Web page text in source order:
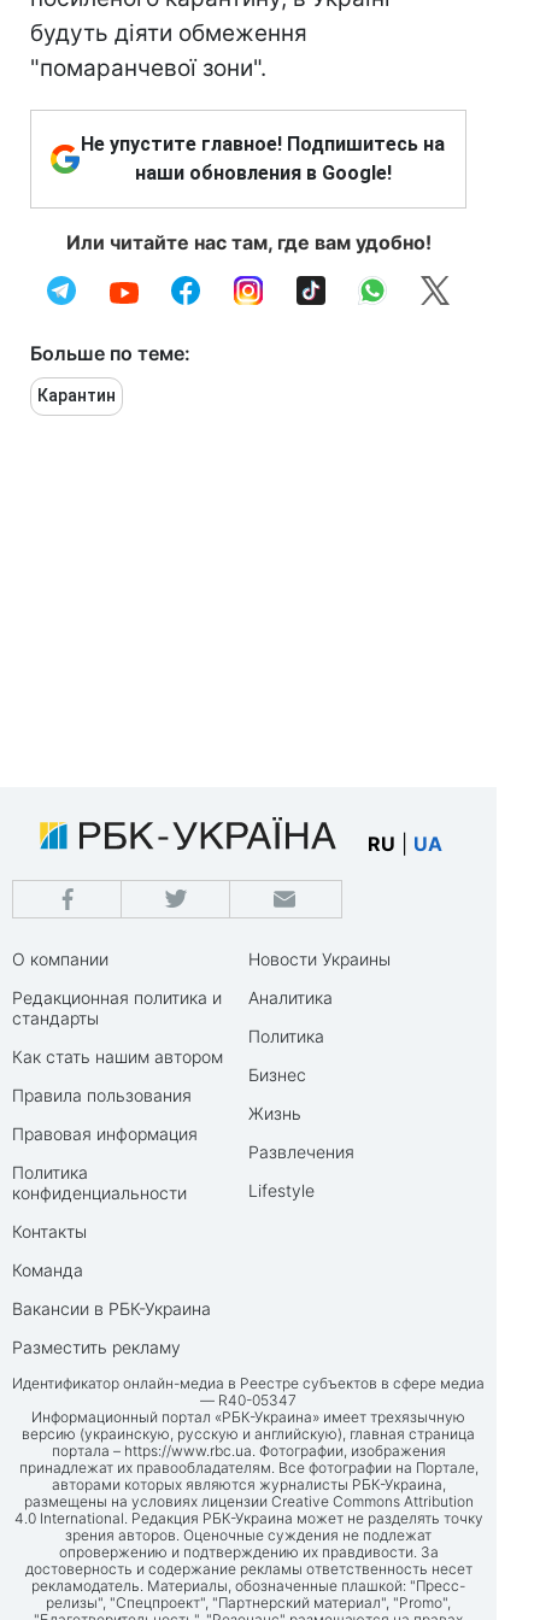
будуть діяти обмеження
"помаранчевої зони".
Не упустите главное! Подпишитесь на
наши обновления в Google!
Или читайте нас там, где вам удобно!
Больше по теме:
Карантин
RU UA
О компании
Редакционная политика и
стандарты
Как стать нашим автором
Правила пользования
Правовая информация
Политика
конфиденциальности
Контакты
Команда
Вакансии в РБК-Украина
Разместить рекламу
Новости Украины
Аналитика
Политика
Бизнес
Жизнь
Развлечения
Lifestyle
Идентификатор онлайн-медиа в Реестре субъектов в сфере медиа
— R40-05347
Информационный портал «РБК-Украина» имеет трехязычную
версию (украинскую, русскую и английскую), главная страница
портала – https://www.rbc.ua. Фотографии, изображения
принадлежат их правообладателям. Все фотографии на Портале,
авторами которых являются журналисты РБК-Украина,
размещены на условиях лицензии Creative Commons Attribution
4.0 International. Редакция РБК-Украина может не разделять точку
зрения авторов. Оценочные суждения не подлежат
опровержению и подтверждению их правдивости. За
достоверность и содержание рекламы ответственность несет
рекламодатель. Материалы, обозначенные плашкой: "Пресс-
релизы", "Спецпроект", "Партнерский материал", "Promo",